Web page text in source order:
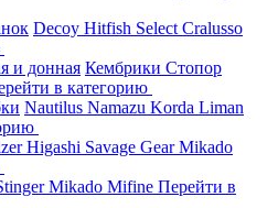
Decoy Hitfish Select Cralusso
и донная Кембрики Стопор
в категорию
Nautilus Namazu Korda Liman
Higashi Savage GearMikado
Mikado Mifine Перейти в